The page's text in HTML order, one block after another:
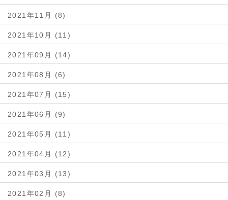
2021年11月 (8)
2021年10月 (11)
2021年09月 (14)
2021年08月 (6)
2021年07月 (15)
2021年06月 (9)
2021年05月 (11)
2021年04月 (12)
2021年03月 (13)
2021年02月 (8)